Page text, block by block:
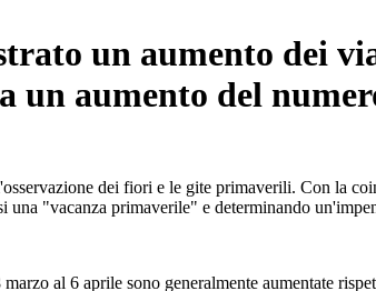
un aumento dei
un aumento del
dei fiori e le gite primaverili. Con la
"vacanza primaverile" e determinando
al 6 aprile sono generalmente aumentate